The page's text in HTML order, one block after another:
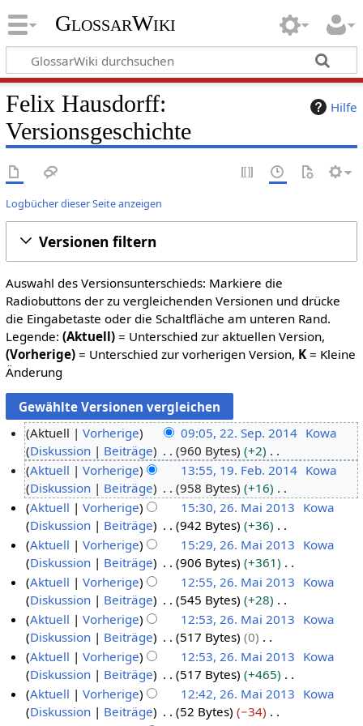
GlossarWiki
Hilfe
Felix Hausdorff:
Versionsgeschichte
Logbücher dieser Seite anzeigen
Versionen filtern
Auswahl des Versionsunterschieds: Markiere die
Radiobuttons der zu vergleichenden Versionen und drücke
die Eingabetaste oder die Schaltfläche am unteren Rand.
Legende: (Aktuell)= Unterschied zur aktuellen Version,
(Vorherige)= Unterschied zur vorherigen Version, K= Kleine
Änderung
2
S
p
e
b
0
Aktuell Vorherige 09:05, 22. Sep. 2014 Kowa
Diskussion
Beiträge 960 Bytes
+2
K
e
i
n
e
B
e
a
r
b
e
i
t
u
n
9
F
b
u
0
Aktuell Vorherige 13:55, 19. Feb. 2014 Kowa
Diskussion
Beiträge 958 Bytes
+16
K
e
i
n
e
B
e
a
r
b
e
i
t
6
M
0
3
Aktuell Vorherige 15:30, 26. Mai 2013 Kowa
Diskussion
Beiträge 942 Bytes
+36
K
e
i
n
e
B
e
a
r
b
e
Aktuell Vorherige 15:29, 26. Mai 2013 Kowa
Diskussion
Beiträge 906 Bytes
+361
K
e
i
n
e
B
e
a
r
Aktuell Vorherige 12:55, 26. Mai 2013 Kowa
Diskussion
Beiträge 545 Bytes
+28
K
e
i
n
e
B
Aktuell Vorherige 12:53, 26. Mai 2013 Kowa
Diskussion
Beiträge 517 Bytes
0
K
e
i
n
Aktuell Vorherige 12:53, 26. Mai 2013 Kowa
Diskussion
Beiträge 517 Bytes
+465
K
e
Aktuell Vorherige 12:42, 26. Mai 2013 Kowa
Diskussion
Beiträge 52 Bytes
−34